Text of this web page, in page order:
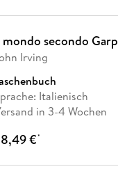
mondo secondo Garp
Irving
Italienisch
in 3-4 Wochen
€*